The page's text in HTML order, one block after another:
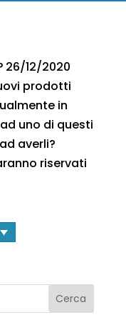
26/12/2020
prodotti
in
uno di questi
averli?
riservati